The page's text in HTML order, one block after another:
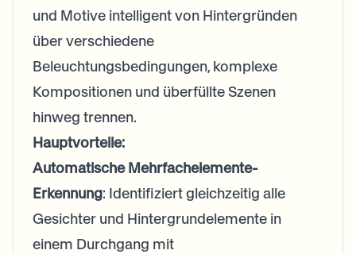
und Motive intelligent von Hintergründen
über verschiedene
Beleuchtungsbedingungen, komplexe
Kompositionen und überfüllte Szenen
hinweg trennen.
Hauptvorteile:
Automatische Mehrfachelemente-
Erkennung: Identifiziert gleichzeitig alle
Gesichter und Hintergrundelemente in
einem Durchgang mit